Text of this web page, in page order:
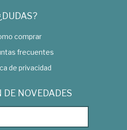
comprar
frecuentes
de privacidad
DE NOVEDADES